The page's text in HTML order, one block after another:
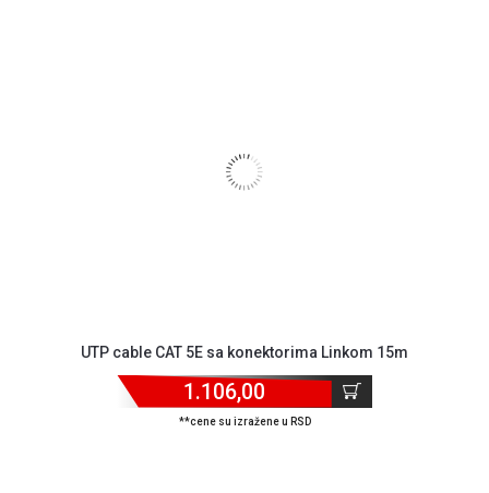
UTP cable CAT 5E sa konektorima Linkom 15m
1.106,00
**cene su izražene u RSD